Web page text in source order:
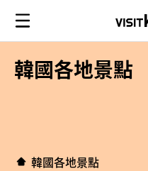
韓國各地景點
韓國各地景點